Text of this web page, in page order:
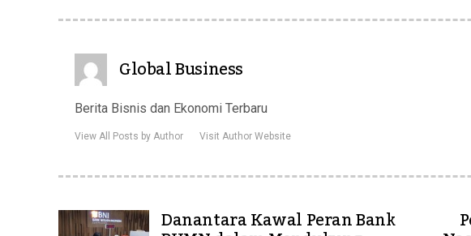
Global Business
Berita Bisnis dan Ekonomi Terbaru
View All Posts by Author Visit Author Website
Danantara Kawal Peran Bank